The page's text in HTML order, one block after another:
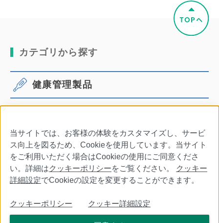
カテゴリから探す
健康管理製品
口腔ケア その他商品・別売品
個人情報保護について クッキーポリシー
当サイトでは、お客様の体験をカスタマイズし、サービ
ス向上を図るため、Cookieを使用しています。当サイト
をご利用いただく場合はCookieの使用にご同意くださ
い。詳細はクッキーポリシーをご覧ください。
クッキー
詳細設定でCookieの設定を変更することができます。
クッキーポリシー クッキー詳細設定